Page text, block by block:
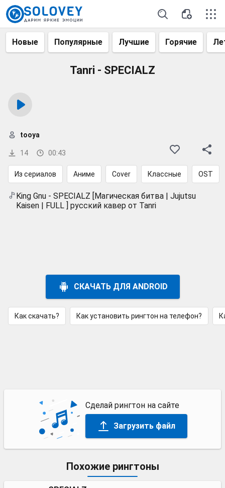
Новые Популярные Лучшие Горячие
Tanri - SPECIALZ
14 00:43
tooya
Из сериалов Аниме Cover Классные OST
King Gnu - SPECIALZ [Магическая битва | Jujutsu
Kaisen | FULL ] русский кавер от Tanri
СКАЧАТЬ ДЛЯ ANDROID
Как скачать? Как установить рингтон на телефон?
Сделай рингтон на сайте
Загрузить файл
Похожие рингтоны